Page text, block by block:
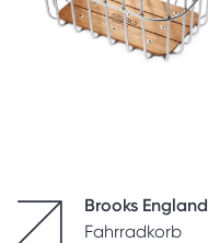
Brooks England
Fahrradkorb